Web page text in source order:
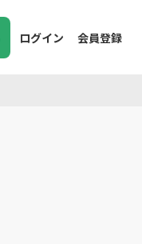
ログイン 会員登録